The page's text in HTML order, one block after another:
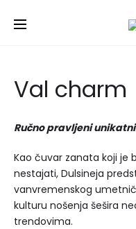
Početna
Val charm
Ručno pravljeni
Kao čuvar zanata koji je
nestajati, Dulsineja
vanvremenskog
kulturu nošenja šešira
trendovima.